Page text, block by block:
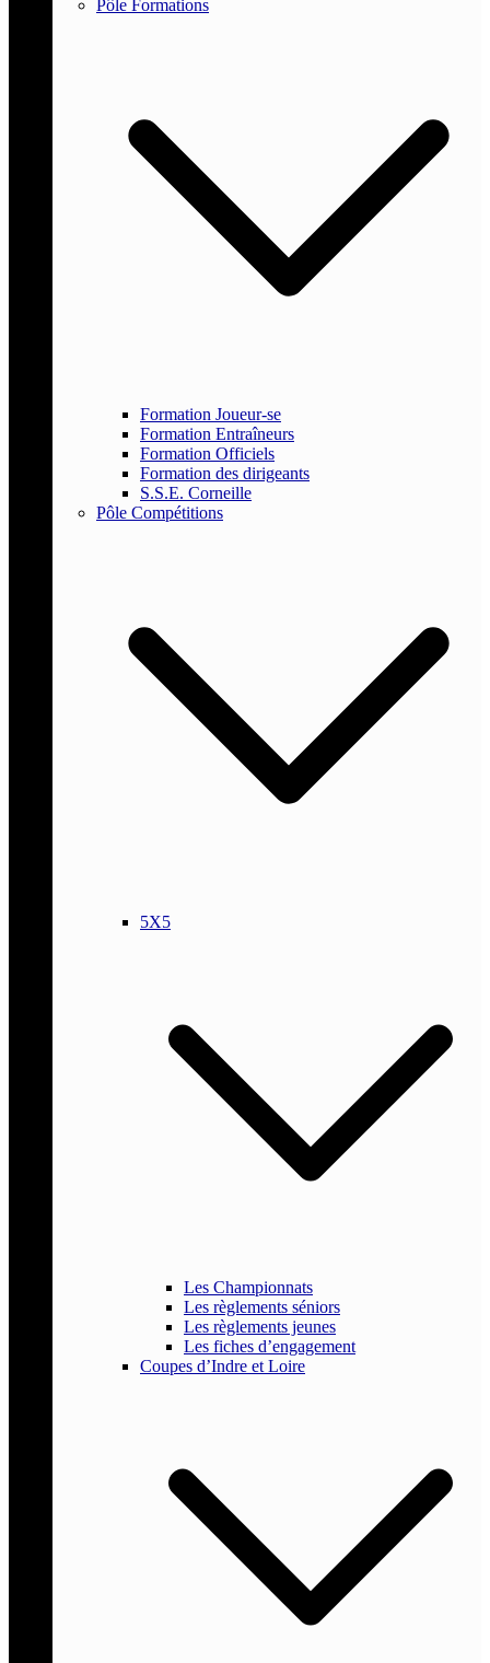
Pôle Formations
Formation Joueur-se
Formation Entraîneurs
Formation Officiels
Formation des dirigeants
S.S.E. Corneille
Pôle Compétitions
5X5
Les Championnats
Les règlements séniors
Les règlements jeunes
Les fiches d’engagement
Coupes d’Indre et Loire